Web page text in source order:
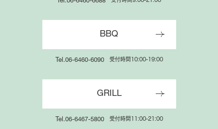
会員サービスのご案内
BBQ
Tel.06-6460-6090 受付時間10:00-19:00
GRILL
Tel.06-6467-5800 受付時間11:00-21:00